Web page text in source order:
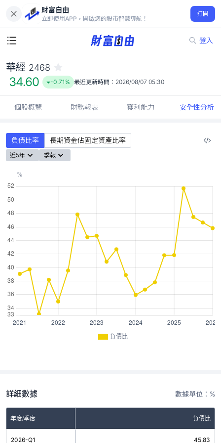
財富自由
立即使用APP，開啟您的股市智慧導航！
打開
登入
34.60
-0.71%
華經 2468
34.60 -0.71% 最近更新時間： 2026/08/07 05:30
個股概覽 財務報表 獲利能力 安全性分析
負債比率 長期資金佔固定資產比率
近5年 季報
負債比
詳細數據 數據單位：%
年度/季度 負債比
2026-Q1 45.83